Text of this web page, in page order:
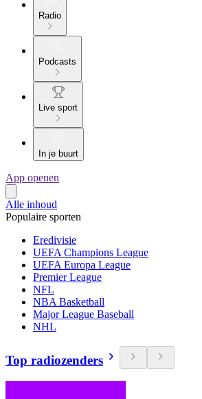
Radio
Podcasts
Live sport
In je buurt
App openen
Alle inhoud
Populaire sporten
Eredivisie
UEFA Champions League
UEFA Europa League
Premier League
NFL
NBA Basketball
Major League Baseball
NHL
Top radiozenders